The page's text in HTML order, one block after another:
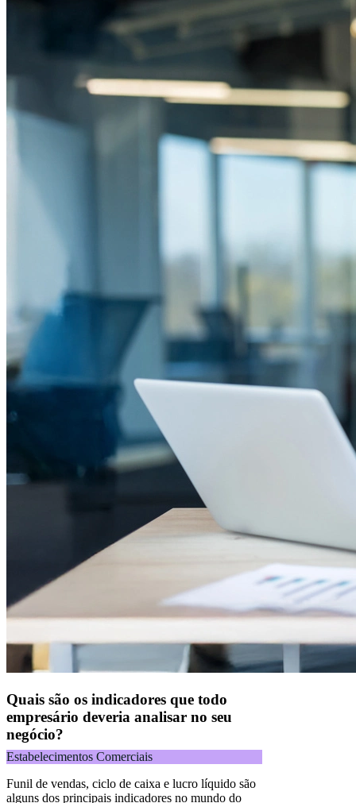
Quais são os indicadores que todo
empresário deveria analisar no seu
negócio?
Estabelecimentos Comerciais
Funil de vendas, ciclo de caixa e lucro líquido são
alguns dos principais indicadores no mundo do